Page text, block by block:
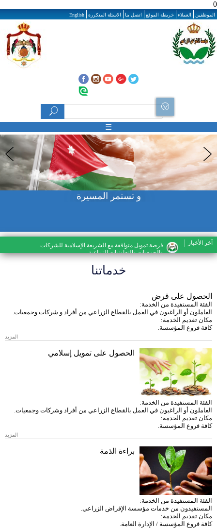
المحتوى الرئيسي
العملاء خريطة الموقع اتصل بنا الاسئلة المتكررة English
استمارة البحث
و تستمر المسيرة
الرسالة
في التنمية الزراعية والريفية الشاملة من خلال تقديم خدمات تمويلية تلبي إحتياجات
فرصة تمويل متوافقة مع الشريعة الإسلامية للشركات
والجمعيات والتعاونيات الزراعية
خدماتنا
على قرض
من الخدمة:
أو الراغبون في العمل بالقطاع الزراعي من أفراد و شركات وجمعيات.
الخدمة:
المؤسسة.
الحصول على تمويل إسلامي
من الخدمة:
أو الراغبون في العمل بالقطاع الزراعي من أفراد وشركات وجمعيات.
الخدمة:
المؤسسة.
براءة الذمة
من الخدمة:
من خدمات مؤسسة الإقراض الزراعي.
الخدمة:
المؤسسة / الإدارة العامة.